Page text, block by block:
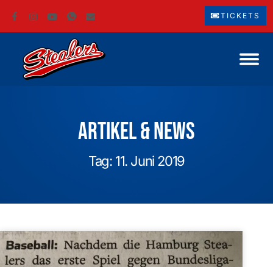
TICKETS
Artikel & News
Tag: 11. Juni 2019